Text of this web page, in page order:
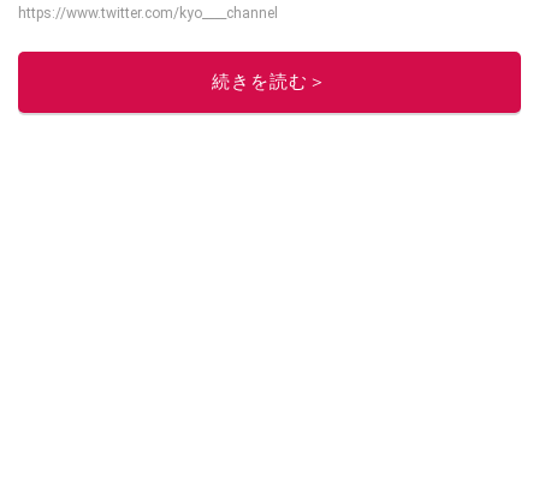
https://www.twitter.com/kyo____channel
このイチオシストの他の記事を読む
続きを読む＞